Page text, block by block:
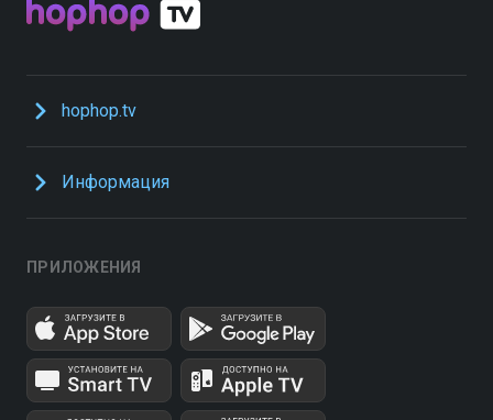
hophop.tv
Информация
ПРИЛОЖЕНИЯ